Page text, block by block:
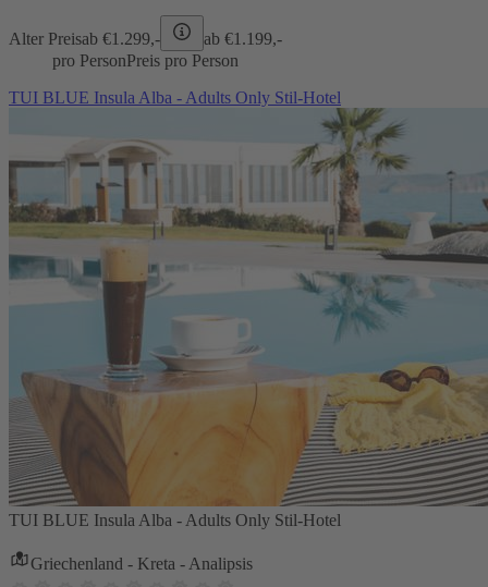
Alter Preisab €1.299,- ab €1.199,-
pro PersonPreis pro Person
TUI BLUE Insula Alba - Adults Only Stil-Hotel
TUI BLUE Insula Alba - Adults Only Stil-Hotel
Griechenland - Kreta - Analipsis